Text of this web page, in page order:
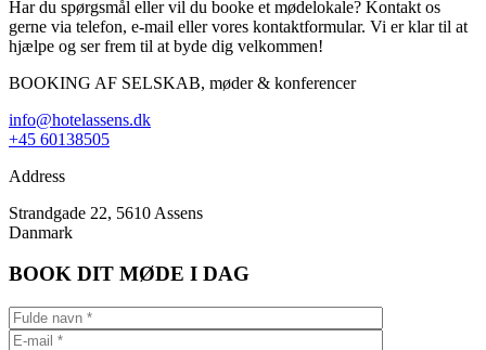
Har du spørgsmål eller vil du booke et mødelokale? Kontakt os
gerne via telefon, e-mail eller vores kontaktformular. Vi er klar til at
hjælpe og ser frem til at byde dig velkommen!
BOOKING AF SELSKAB, møder & konferencer
info@hotelassens.dk
+45 60138505
Address
Strandgade 22, 5610 Assens
Danmark
BOOK DIT MØDE I DAG